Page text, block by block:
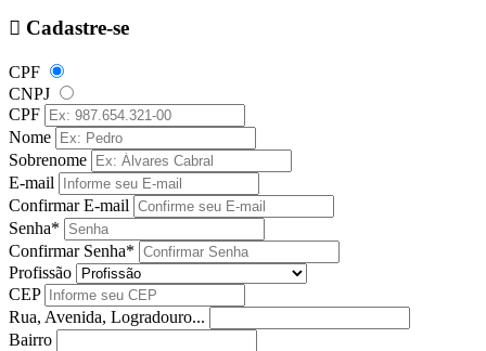
Cadastre-se
CPF
CNPJ
CPF
Nome
Sobrenome
E-mail
Confirmar E-mail
Senha*
Confirmar Senha*
Profissão
CEP
Rua, Avenida, Logradouro...
Bairro